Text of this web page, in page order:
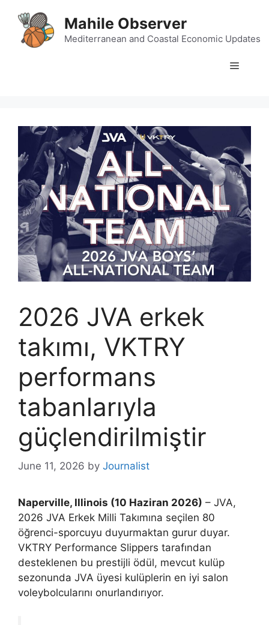
content
Mahile Observer
Mediterranean and Coastal Economic Updates
Menu
2026 JVA erkek
takımı, VKTRY
performans
tabanlarıyla
güçlendirilmiştir
June 11, 2026 by Journalist
Naperville, Illinois (10 Haziran 2026) – JVA,
2026 JVA Erkek Milli Takımına seçilen 80
öğrenci-sporcuyu duyurmaktan gurur duyar.
VKTRY Performance Slippers tarafından
desteklenen bu prestijli ödül, mevcut kulüp
sezonunda JVA üyesi kulüplerin en iyi salon
voleybolcularını onurlandırıyor.